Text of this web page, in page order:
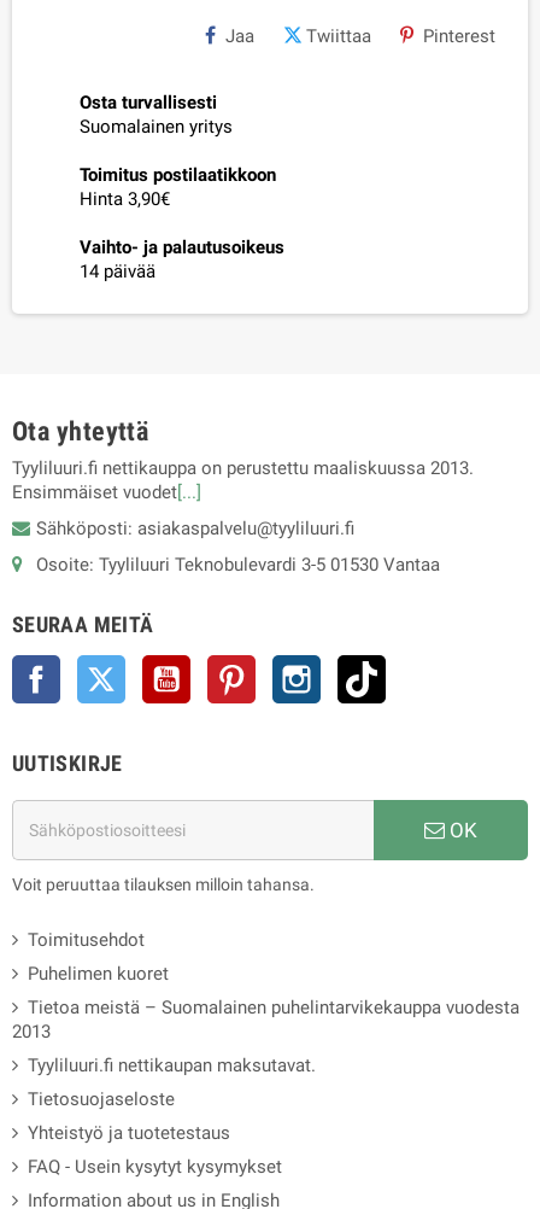
Jaa Twiittaa Pinterest
Osta turvallisesti
Suomalainen yritys
Toimitus postilaatikkoon
Hinta 3,90€
Vaihto- ja palautusoikeus
14 päivää
Ota yhteyttä
Tyyliluuri.fi nettikauppa on perustettu maaliskuussa 2013.
Ensimmäiset vuodet[...]
Sähköposti: asiakaspalvelu@tyyliluuri.fi
Osoite: Tyyliluuri Teknobulevardi 3-5 01530 Vantaa
SEURAA MEITÄ
Facebook Twitter YouTube Pinterest Instagram
UUTISKIRJE
OK
Voit peruuttaa tilauksen milloin tahansa.
Toimitusehdot
Puhelimen kuoret
Tietoa meistä – Suomalainen puhelintarvikekauppa vuodesta
2013
Tyyliluuri.fi nettikaupan maksutavat.
Tietosuojaseloste
Yhteistyö ja tuotetestaus
FAQ - Usein kysytyt kysymykset
Information about us in English